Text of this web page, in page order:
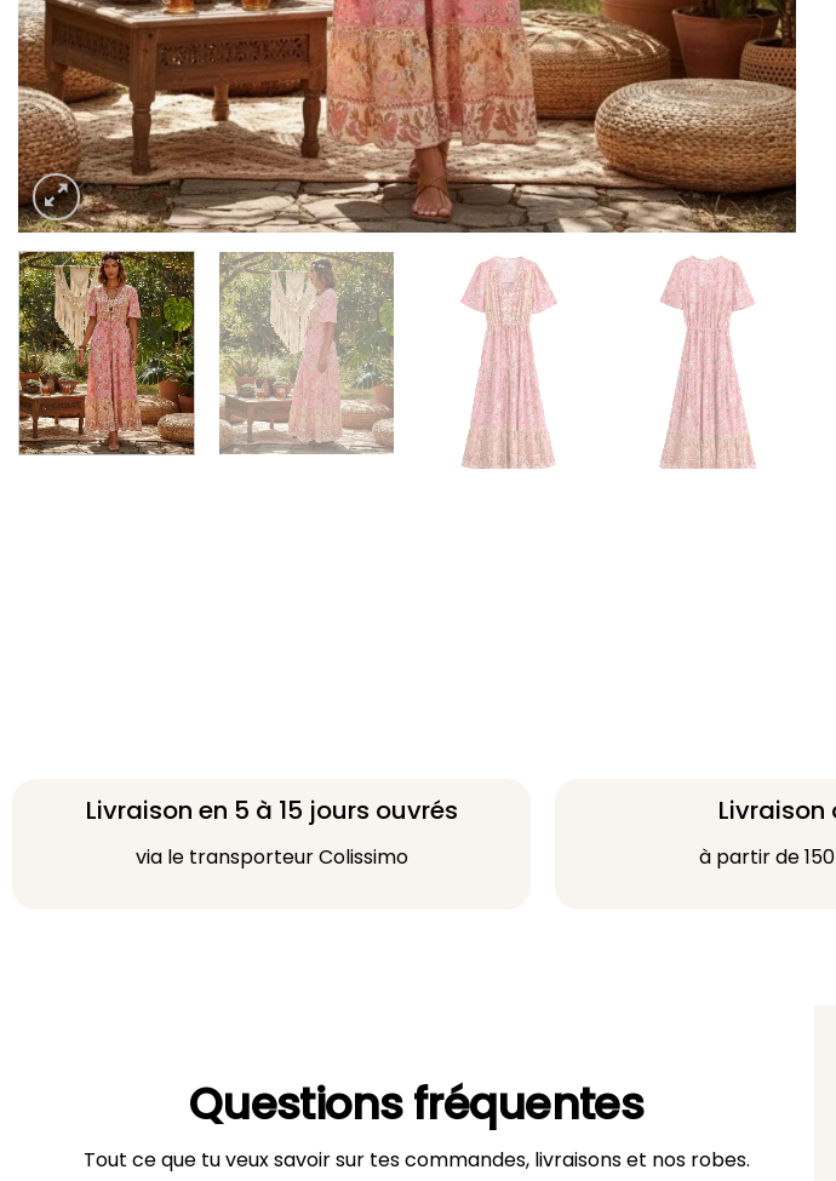
Livraison en 5 à 15 jours ouvrés
via le transporteur Colissimo
Livraison
à partir de
Questions fréquentes
Tout ce que tu veux savoir sur tes commandes, livraisons et nos robes.